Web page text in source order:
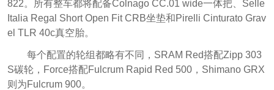
822。所有整车都将配备Colnago CC.01 wide一体把、Selle
Italia Regal Short Open Fit CRB坐垫和Pirelli Cinturato Grav
el TLR 40c真空胎。
每个配置的轮组都略有不同，SRAM Red搭配Zipp 303
S碳轮，Force搭配Fulcrum Rapid Red 500，Shimano GRX
则为Fulcrum 900。